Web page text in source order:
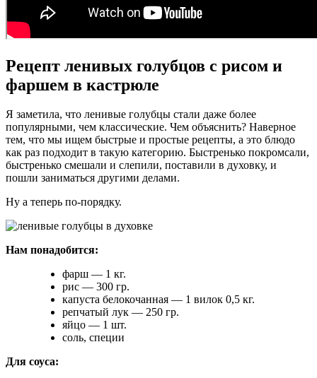
Рецепт ленивых голубцов с рисом и
фаршем в кастрюле
Я заметила, что ленивые голубцы стали даже более
популярными, чем классические. Чем объяснить? Наверное
тем, что мы ищем быстрые и простые рецепты, а это блюдо
как раз подходит в такую категорию. Быстренько покромсали,
быстренько смешали и слепили, поставили в духовку, и
пошли заниматься другими делами.
Ну а теперь по-порядку.
Нам понадобится:
фарш — 1 кг.
рис — 300 гр.
капуста белокочанная — 1 вилок 0,5 кг.
репчатый лук — 250 гр.
яйцо — 1 шт.
соль, специи
Для соуса: